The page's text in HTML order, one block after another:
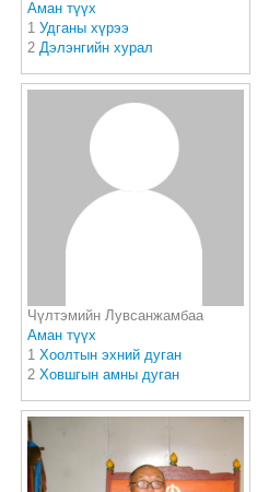
Аман түүх
1 Удганы хүрээ
2 Дэлэнгийн хурал
Чүлтэмийн Лувсанжамбаа
Аман түүх
1 Хоолтын эхний дуган
2 Ховшгын амны дуган